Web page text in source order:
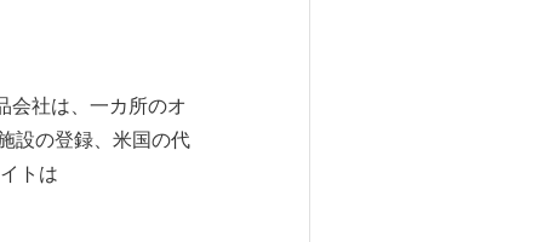
会社は、一カ所のオ
設の登録、米国の代
トは